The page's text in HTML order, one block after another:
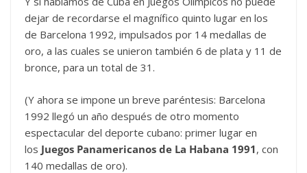
dejar de recordarse el magnífico quinto lugar en los
de Barcelona 1992, impulsados por 14 medallas de
oro, a las cuales se unieron también 6 de plata y 11 de
bronce, para un total de 31.
(Y ahora se impone un breve paréntesis: Barcelona
1992 llegó un año después de otro momento
espectacular del deporte cubano: primer lugar en
los Juegos Panamericanos de La Habana 1991, con
140 medallas de oro).